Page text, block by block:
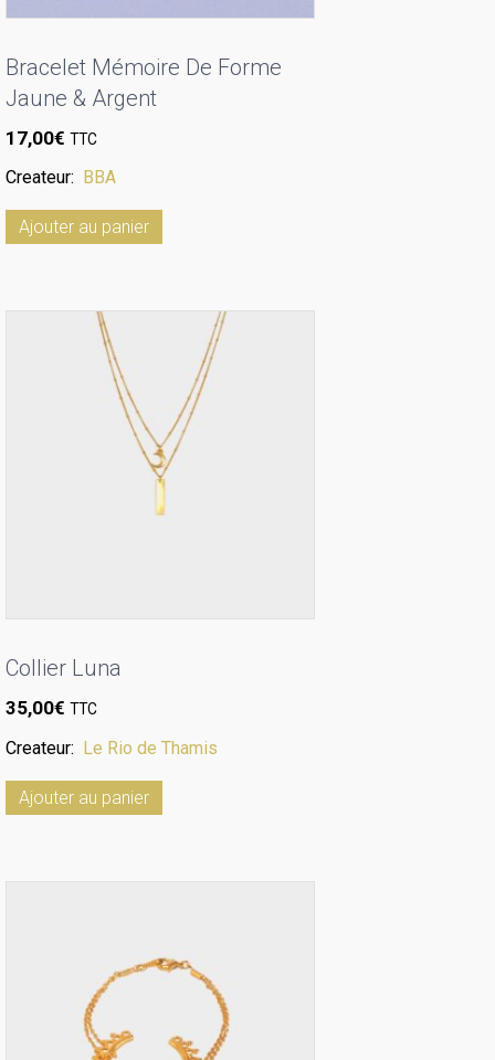
Bracelet Mémoire De Forme
Jaune & Argent
17,00€ TTC
Createur: BBA
Ajouter au panier
Collier Luna
35,00€ TTC
Createur: Le Rio de Thamis
Ajouter au panier